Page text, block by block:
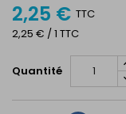
2,25 € TTC
2,25 € / 1 TTC
Quantité